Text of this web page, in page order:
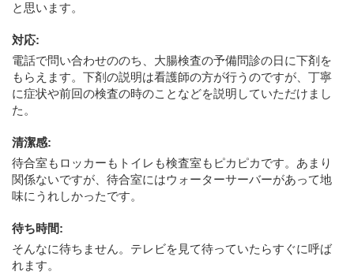
と思います。
対応:
電話で問い合わせののち、大腸検査の予備問診の日に下剤を
もらえます。下剤の説明は看護師の方が行うのですが、丁寧
に症状や前回の検査の時のことなどを説明していただけまし
た。
清潔感:
待合室もロッカーもトイレも検査室もピカピカです。あまり
関係ないですが、待合室にはウォーターサーバーがあって地
味にうれしかったです。
待ち時間:
そんなに待ちません。テレビを見て待っていたらすぐに呼ば
れます。